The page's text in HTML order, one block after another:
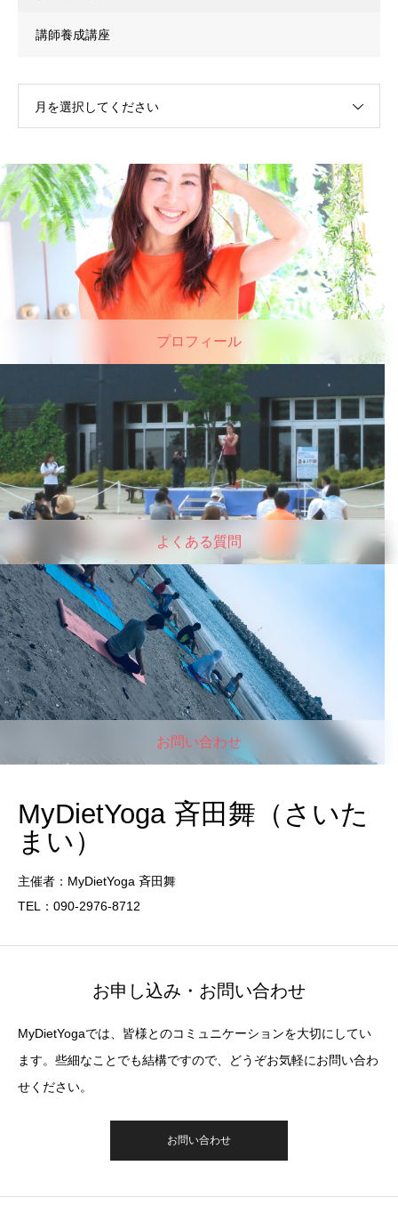
講師養成講座
月を選択してください
プロフィール
よくある質問
お問い合わせ
MyDietYoga 斉田舞（さいた
まい）
主催者：MyDietYoga 斉田舞
TEL：090-2976-8712
お申し込み・お問い合わせ
MyDietYogaでは、皆様とのコミュニケーションを大切にしてい
ます。些細なことでも結構ですので、どうぞお気軽にお問い合わ
せください。
お問い合わせ